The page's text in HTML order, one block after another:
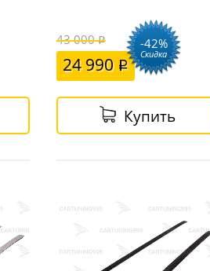
43 000
24 990
-42%
Скидка
Купить